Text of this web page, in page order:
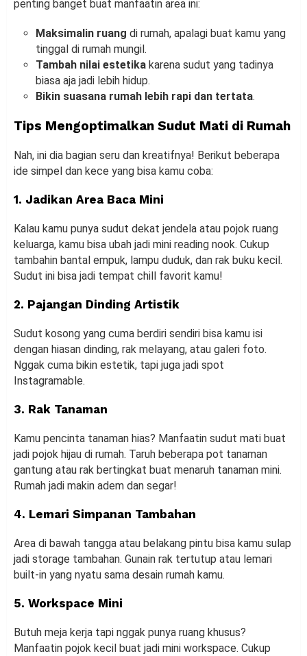
penting banget buat manfaatin area ini:
Maksimalin ruang di rumah, apalagi buat kamu yang
tinggal di rumah mungil.
Tambah nilai estetika karena sudut yang tadinya
biasa aja jadi lebih hidup.
Bikin suasana rumah lebih rapi dan tertata.
Tips Mengoptimalkan Sudut Mati di Rumah
Nah, ini dia bagian seru dan kreatifnya! Berikut beberapa
ide simpel dan kece yang bisa kamu coba:
1. Jadikan Area Baca Mini
Kalau kamu punya sudut dekat jendela atau pojok ruang
keluarga, kamu bisa ubah jadi mini reading nook. Cukup
tambahin bantal empuk, lampu duduk, dan rak buku kecil.
Sudut ini bisa jadi tempat chill favorit kamu!
2. Pajangan Dinding Artistik
Sudut kosong yang cuma berdiri sendiri bisa kamu isi
dengan hiasan dinding, rak melayang, atau galeri foto.
Nggak cuma bikin estetik, tapi juga jadi spot
Instagramable.
3. Rak Tanaman
Kamu pencinta tanaman hias? Manfaatin sudut mati buat
jadi pojok hijau di rumah. Taruh beberapa pot tanaman
gantung atau rak bertingkat buat menaruh tanaman mini.
Rumah jadi makin adem dan segar!
4. Lemari Simpanan Tambahan
Area di bawah tangga atau belakang pintu bisa kamu sulap
jadi storage tambahan. Gunain rak tertutup atau lemari
built-in yang nyatu sama desain rumah kamu.
5. Workspace Mini
Butuh meja kerja tapi nggak punya ruang khusus?
Manfaatin pojok kecil buat jadi mini workspace. Cukup